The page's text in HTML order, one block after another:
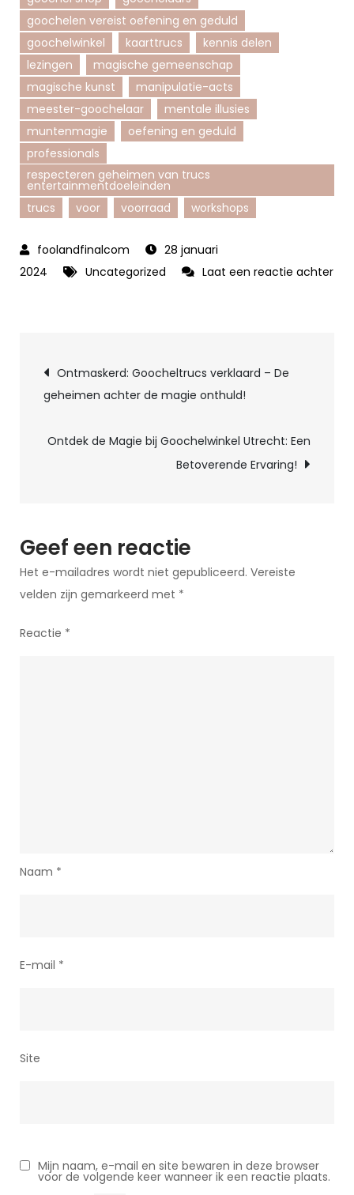
goochelen vereist oefening en geduld
goochelwinkel
kaarttrucs
kennis delen
lezingen
magische gemeenschap
magische kunst
manipulatie-acts
meester-goochelaar
mentale illusies
muntenmagie
oefening en geduld
professionals
respecteren geheimen van trucs
entertainmentdoeleinden
trucs
voor voorraad workshops
28 januari
2024
Uncategorized
Laat een reactie achter
Shop:
Magische
Kunst!
Berichtnavigatie
Ontmaskerd: Goocheltrucs verklaard – De
geheimen achter de magie onthuld!
Ontdek de Magie bij Goochelwinkel Utrecht: Een
Betoverende Ervaring!
Geef een reactie
Het e-mailadres wordt niet gepubliceerd. Vereiste
velden zijn gemarkeerd met *
Reactie *
Naam *
E-mail *
Site
Mijn naam, e-mail en site bewaren in deze browser
voor de volgende keer wanneer ik een reactie plaats.